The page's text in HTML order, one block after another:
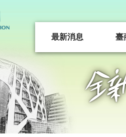
最新消息 臺